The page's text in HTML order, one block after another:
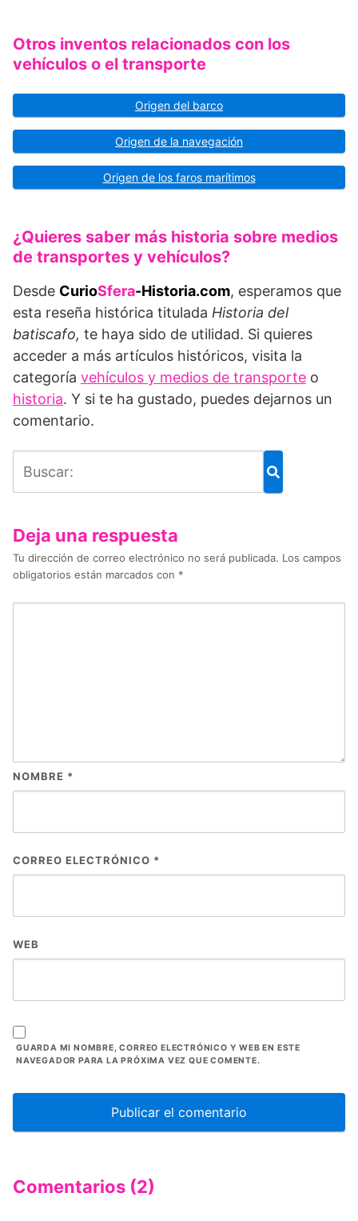
Otros inventos relacionados con los
vehículos o el transporte
Origen del barco
Origen de la navegación
Origen de los faros marítimos
¿Quieres saber más historia sobre medios
de transportes y vehículos?
Desde CurioSfera-Historia.com, esperamos que
esta reseña histórica titulada Historia del
batiscafo, te haya sido de utilidad. Si quieres
acceder a más artículos históricos, visita la
categoría vehículos y medios de transporte o
historia. Y si te ha gustado, puedes dejarnos un
comentario.
Deja una respuesta
Tu dirección de correo electrónico no será publicada. Los campos
obligatorios están marcados con *
NOMBRE *
CORREO ELECTRÓNICO *
WEB
GUARDA MI NOMBRE, CORREO ELECTRÓNICO Y WEB EN ESTE
NAVEGADOR PARA LA PRÓXIMA VEZ QUE COMENTE.
Comentarios (2)